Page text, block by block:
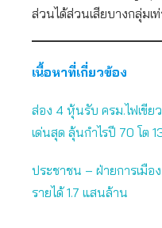
ส่วนได้ส่วนเสียบางกลุ่มเ
เนื้อหาที่เกี่ยวข้อง
ส่อง 4 หุ้นรับ ครม.ไฟเขีย
เด่นสุด ลุ้นกำไรปี 70 โต
ประชาชน – ฝ่ายการเมื
รายได้ 1.7 แสนล้าน